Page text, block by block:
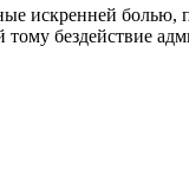
искренней
бездействие